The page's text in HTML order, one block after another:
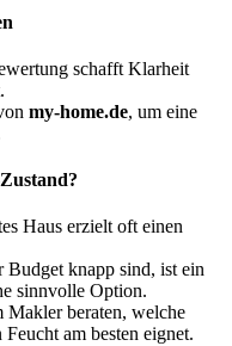
schafft Klarheit
my-home.de, um eine
Haus erzielt oft einen
Budget knapp sind, ist ein
sinnvolle Option.
Makler beraten, welche
am besten eignet.